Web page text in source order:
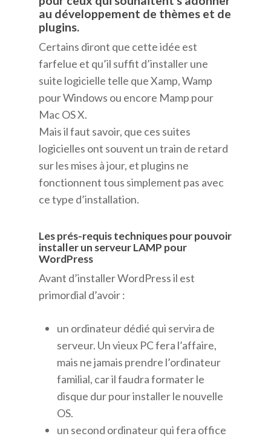
au développement de thèmes et de
plugins.
Certains diront que cette idée est
farfelue et qu’il suffit d’installer une
suite logicielle telle que Xamp, Wamp
pour Windows ou encore Mamp pour
Mac OS X.
Mais il faut savoir, que ces suites
logicielles ont souvent un train de retard
sur les mises à jour, et plugins ne
fonctionnent tous simplement pas avec
ce type d’installation.
Les prés-requis techniques pour pouvoir
installer un serveur LAMP pour
WordPress
Avant d’installer WordPress il est
primordial d’avoir :
un ordinateur dédié qui servira de
serveur. Un vieux PC fera l’affaire,
mais ne jamais prendre l’ordinateur
familial, car il faudra formater le
disque dur pour installer le nouvelle
OS.
un second ordinateur qui fera office